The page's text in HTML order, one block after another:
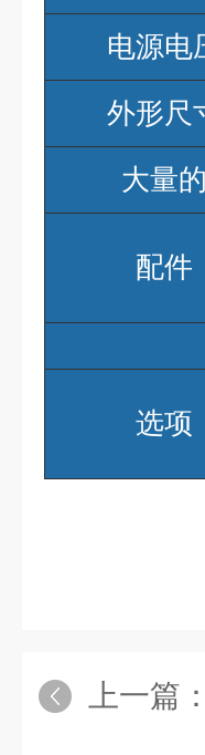
电源电
外形尺
大量的
配件
选项
上一篇：